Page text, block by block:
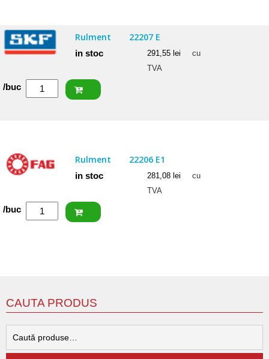
Rulment 22207 E
in stoc 291,55 lei
cu
TVA
Cantitate
/buc
Rulment 22206 E1
in stoc 281,08 lei
cu
TVA
Cantitate
/buc
CAUTA PRODUS